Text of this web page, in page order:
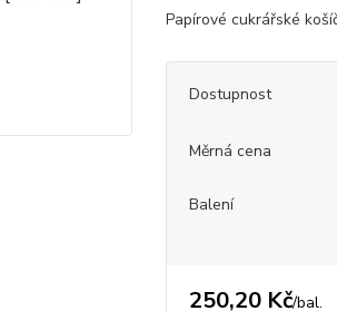
Papírové cukrářské
Dostupnost
Měrná cena
Balení
250,20 Kč/bal.